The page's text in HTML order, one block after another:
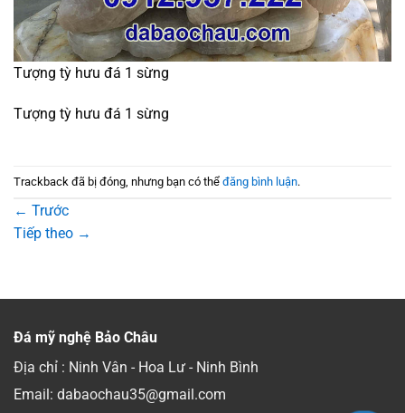
Tượng tỳ hưu đá 1 sừng
Tượng tỳ hưu đá 1 sừng
Trackback đã bị đóng, nhưng bạn có thể đăng bình luận.
← Trước
Tiếp theo →
Đá mỹ nghệ Bảo Châu
Địa chỉ : Ninh Vân - Hoa Lư - Ninh Bình
Email: dabaochau35@gmail.com